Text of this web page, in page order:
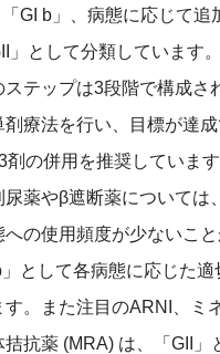
GI b」、病態に応じて追
」として分類しています。
ステップは3段階で構成さ
剤療法を行い、目標が達
剤の併用を推奨していま
尿薬やβ遮断薬については
への使用頻度が少ないこ
」として各病態に応じた
す。また注目のARNI
、ミ
拮抗薬 (MRA) は、「GII」